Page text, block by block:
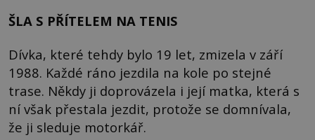
ŠLA S PŘÍTELEM NA TENIS
Dívka, které tehdy bylo 19 let, zmizela v září
1988. Každé ráno jezdila na kole po stejné
trase. Někdy ji doprovázela i její matka, která s
ní však přestala jezdit, protože se domnívala,
že ji sleduje motorkář.